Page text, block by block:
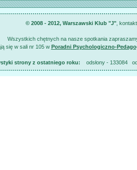
© 2008 - 2012, Warszawski Klub "J",
Wszystkich chętnych na nasze spotkania
się w sali nr 105 w Poradni Psychologiczno-
strony z ostatniego roku: odsłony - 133084